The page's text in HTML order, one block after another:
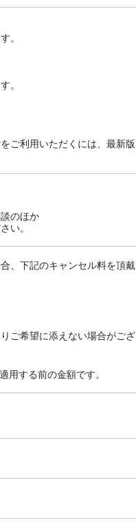
。
。
ご利用いただくには、最新版
のほか
い。
、下記のキャンセル料を頂戴
ご希望に添えない場合がござ
用する前の金額です。